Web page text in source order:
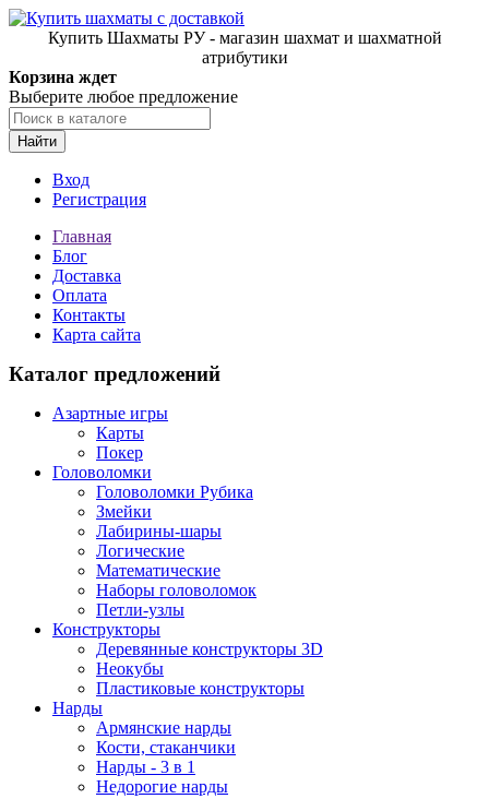
Купить Шахматы РУ - магазин шахмат и шахматной
атрибутики
Корзина ждет
Выберите любое предложение
Найти
Вход
Регистрация
Главная
Блог
Доставка
Оплата
Контакты
Карта сайта
Каталог предложений
Азартные игры
Карты
Покер
Головоломки
Головоломки Рубика
Змейки
Лабирины-шары
Логические
Математические
Наборы головоломок
Петли-узлы
Конструкторы
Деревянные конструкторы 3D
Неокубы
Пластиковые конструкторы
Нарды
Армянские нарды
Кости, стаканчики
Нарды - 3 в 1
Недорогие нарды